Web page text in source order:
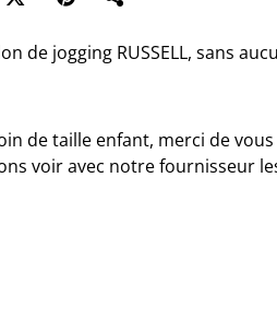
de jogging RUSSELL, sans
de taille enfant, merci de
voir avec notre fournisseur